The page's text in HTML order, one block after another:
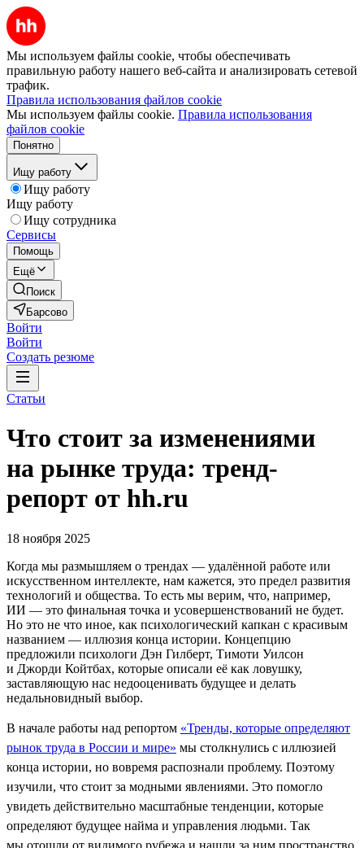
Мы используем файлы cookie, чтобы обеспечивать
правильную работу нашего веб-сайта и анализировать сетевой
трафик.
Правила использования файлов cookie
Мы используем файлы cookie. Правила использования
файлов cookie
Понятно
Ищу работу
Ищу работу
Ищу работу
Ищу сотрудника
Сервисы
Помощь
Ещё
Поиск
Барсово
Войти
Войти
Создать резюме
Статьи
Что стоит за изменениями
на рынке труда: тренд-
репорт от hh.ru
18 ноября 2025
Когда мы размышляем о трендах — удалённой работе или
искусственном интеллекте, нам кажется, это предел развития
технологий и общества. То есть мы верим, что, например,
ИИ — это финальная точка и усовершенствований не будет.
Но это не что иное, как психологический капкан с красивым
названием — иллюзия конца истории. Концепцию
предложили психологи Дэн Гилберт, Тимоти Уилсон
и Джорди Койтбах, которые описали её как ловушку,
заставляющую нас недооценивать будущее и делать
недальновидный выбор.
В начале работы над репортом «Тренды, которые определяют
рынок труда в России и мире» мы столкнулись с иллюзией
конца истории, но вовремя распознали проблему. Поэтому
изучили, что стоит за модными явлениями. Это помогло
увидеть действительно масштабные тенденции, которые
определяют будущее найма и управления людьми. Так
мы отошли от видимого рубежа и нашли за ним пространство